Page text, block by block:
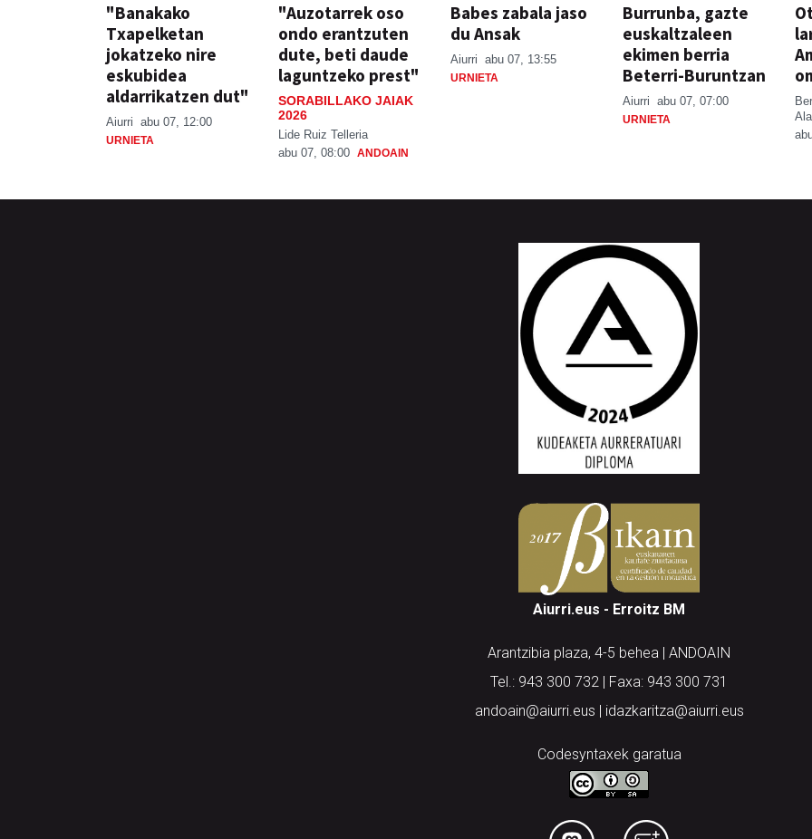
"Banakako
Txapelketan
jokatzeko nire
eskubidea
aldarrikatzen dut"
Aiurri abu 07, 12:00
URNIETA
"Auzotarrek oso
ondo erantzuten
dute, beti daude
laguntzeko prest"
SORABILLAKO JAIAK
2026
Lide Ruiz Telleria
abu 07, 08:00 ANDOAIN
Babes zabala jaso
du Ansak
Aiurri abu 07, 13:55
URNIETA
Burrunba, gazte
euskaltzaleen
ekimen berria
Beterri-Buruntzan
Aiurri abu 07, 07:00
URNIETA
Aiurri.eus - Erroitz BM
Arantzibia plaza, 4-5 behea | ANDOAIN
Tel.: 943 300 732 | Faxa: 943 300 731
andoain@aiurri.eus | idazkaritza@aiurri.eus
Codesyntaxek garatua